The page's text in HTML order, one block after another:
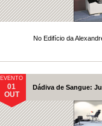
No Edifício da
EVENTO
01
OUT
Dádiva de Sangue: